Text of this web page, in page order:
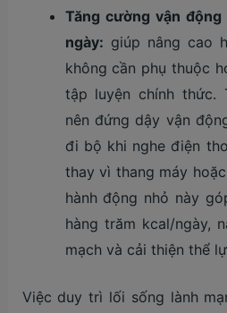
Tăng cường vận
ngày: giúp nâng cao
không cần phụ thuộc
tập luyện chính thức.
nên đứng dậy vận
đi bộ khi nghe điện
thay vì thang máy
hành động nhỏ này
hàng trăm kcal/ngày,
mạch và cải thiện thể
Việc duy trì lối sống lành